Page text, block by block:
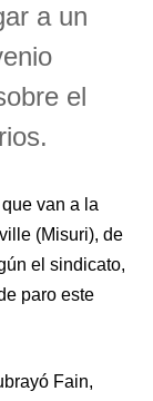
a un
el
van a la
(Misuri), de
el sindicato,
paro este
Fain,